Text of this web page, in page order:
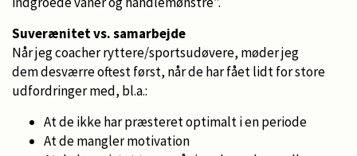
Suverænitet vs. samarbejde
Når jeg coacher ryttere/sportsudøvere, møder jeg
dem desværre oftest først, når de har fået lidt for store
udfordringer med, bl.a.:
At de ikke har præsteret optimalt i en periode
At de mangler motivation